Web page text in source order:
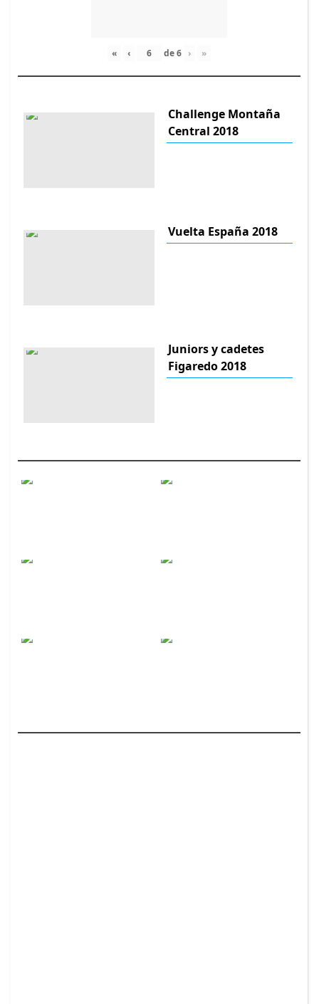
« ‹ de6 › »
Challenge Montaña
Central 2018
Vuelta España 2018
Juniors y cadetes
Figaredo 2018